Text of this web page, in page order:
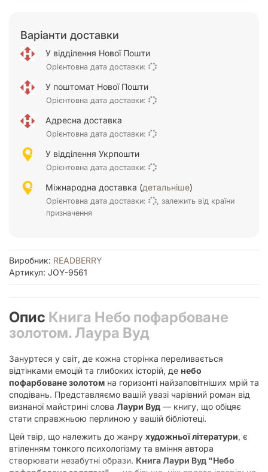
Варіанти доставки
У відділення Нової Пошти
Орієнтовна дата доставки:
У поштомат Нової Пошти
Орієнтовна дата доставки:
Адресна доставка
Орієнтовна дата доставки:
У відділення Укрпошти
Орієнтовна дата доставки:
Міжнародна доставка (детальніше)
Орієнтовна дата доставки:
, залежить від країни
призначення
Виробник: READBERRY
Артикул: JOY-9561
Опис Книга Небо пофарбоване
золотом. Лаура Вуд
Зануртеся у світ, де кожна сторінка переливається
відтінками емоцій та глибоких історій, де небо
пофарбоване золотом на горизонті найзаповітніших мрій та
сподівань. Представляємо вашій увазі чарівний роман від
визнаної майстрині слова Лаури Вуд — книгу, що обіцяє
стати справжньою перлиною у вашій бібліотеці.
Цей твір, що належить до жанру художньої літератури, є
втіленням тонкого психологізму та вміння автора
створювати незабутні образи. Книга Лаури Вуд "Небо